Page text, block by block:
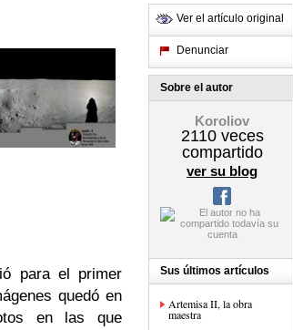
para el primer
quedó en
en las que
Ver el artículo original
Denunciar
Sobre el autor
Koroliov
2110veces
compartido
ver su blog
Sus últimos artículos
Artemisa II, la obra
maestra